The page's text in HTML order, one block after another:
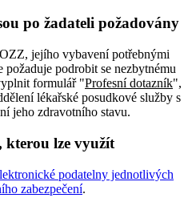
po žadateli požadovány
jejího vybavení potřebnými
podrobit se nezbytnému
formulář "Profesní dotazník",
lékařské posudkové služby s
jeho zdravotního stavu.
kterou lze využít
podatelny jednotlivých
zabezpečení.